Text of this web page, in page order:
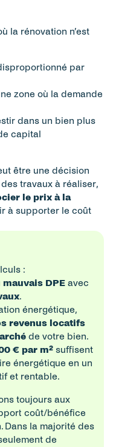
la rénovation n’est
par
zone où la demande
dans un bien plus
capital
être une décision
travaux à réaliser,
le prix à la
à supporter le coût
:
DPE avec
.
énergétique,
revenus locatifs
de votre bien.
€ par m² suffisent
énergétique en un
et rentable.
toujours aux
coût/bénéfice
Dans la majorité des